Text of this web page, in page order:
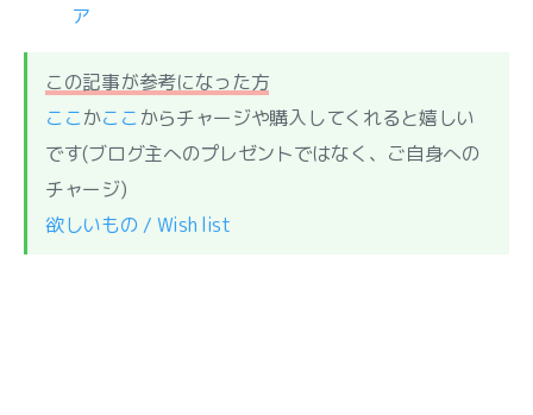
ア
この記事が参考になった方
ここかここ からチャージや購入してくれると嬉しい
です(ブログ主へのプレゼントではなく、ご自身への
チャージ)
欲しいもの / Wish list